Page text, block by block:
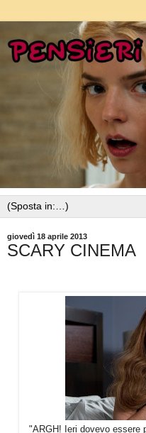
giovedì 18 aprile 2013
SCARY CINEMA
"ARGH! Ieri dovevo essere